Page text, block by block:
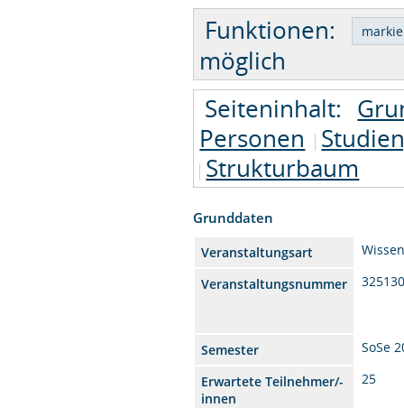
Funktionen:
möglich
Seiteninhalt:
Personen
Strukturbaum
Grunddaten
Veranstaltungsart
Veranstaltungsnummer
Semester
SoSe
Erwartete Teilnehmer/-
innen
25